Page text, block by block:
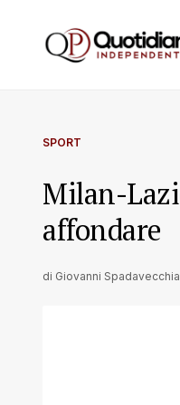
SPORT
Milan-
affondare
di Giovanni Spadavecchia